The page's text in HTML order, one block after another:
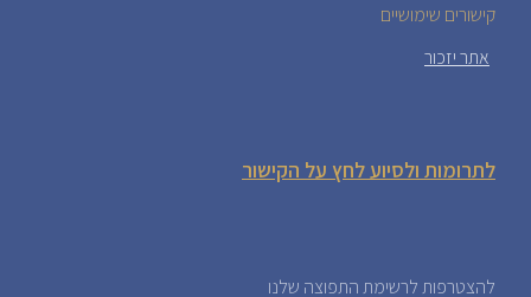
קישורים שימושיים
אתר יזכור
לתרומות ולסיוע לחץ על הקישור
להצטרפות לרשימת התפוצה שלנו